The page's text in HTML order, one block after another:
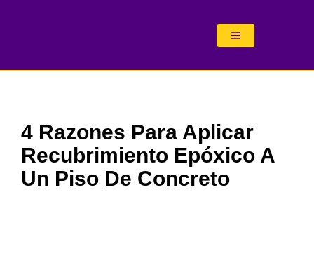
4 Razones Para Aplicar
Recubrimiento Epóxico A
Un Piso De Concreto